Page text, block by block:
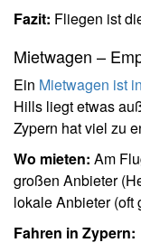
Fazit: Fliegen ist
Mietwagen –
Ein Mietwagen ist
Hills liegt etwas
Zypern hat viel zu
Wo mieten: Am
großen Anbieter
lokale Anbieter (oft
Fahren in Zypern: